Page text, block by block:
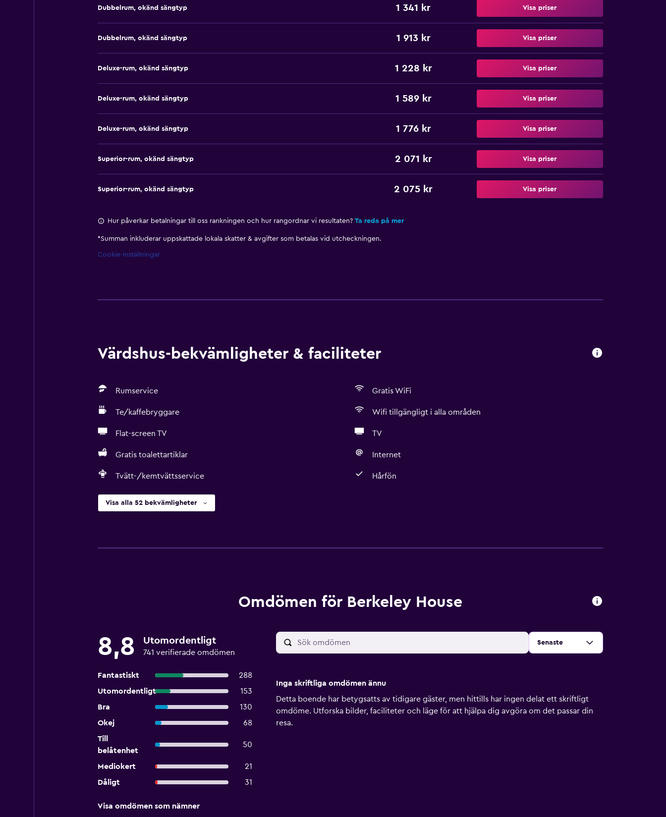
Dubbelrum, okänd sängtyp 1 341 kr Visa priser
Dubbelrum, okänd sängtyp 1 913 kr Visa priser
Deluxe-rum, okänd sängtyp 1 228 kr Visa priser
Deluxe-rum, okänd sängtyp 1 589 kr Visa priser
Deluxe-rum, okänd sängtyp 1 776 kr Visa priser
Superior-rum, okänd sängtyp 2 071 kr Visa priser
Superior-rum, okänd sängtyp 2 075 kr Visa priser
Hur påverkar betalningar till oss rankningen och hur rangordnar vi resultaten? Ta reda på mer
*Summan inkluderar uppskattade lokala skatter & avgifter som betalas vid utcheckningen.
Cookie-inställningar
Värdshus-bekvämligheter & faciliteter
Rumservice Gratis WiFi
Te/kaffebryggare Wifi tillgängligt i alla områden
Flat-screen TV TV
Gratis toalettartiklar Internet
Tvätt-/kemtvättsservice Hårfön
Visa alla 52 bekvämligheter
Omdömen för Berkeley House
8,8 Utomordentligt
741 verifierade omdömen
Fantastiskt
288
Utomordentligt
153
Bra
130
Okej
68
Till
belåtenhet
50
Mediokert
21
Dåligt
31
Sortera efter
Senaste
Visa omdömen som nämner
Inga skriftliga omdömen ännu
Detta boende har betygsatts av tidigare gäster, men hittills har ingen delat ett skriftligt
omdöme. Utforska bilder, faciliteter och läge för att hjälpa dig avgöra om det passar din
resa.